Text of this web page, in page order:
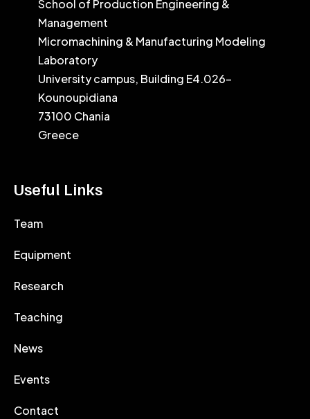
School of Production Engineering &
Management
Micromachining & Manufacturing Modeling
Laboratory
University campus, Building E4.026-
Kounoupidiana
73100 Chania
Greece
Useful Links
Team
Equipment
Research
Teaching
News
Events
Contact